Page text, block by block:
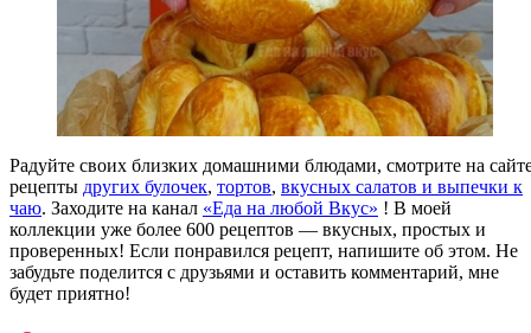
Радуйте своих близких домашними блюдами, смотрите на
рецепты других булочек, тортов, вкусных салатов и выпечки к
чаю. Заходите на канал «Еда на любой Вкус» ! В моей
коллекции уже более 600 рецептов — вкусных, простых и
проверенных! Если понравился рецепт, напишите об этом. Не
забудьте поделится с друзьями и оставить комментарий, мне
будет приятно!